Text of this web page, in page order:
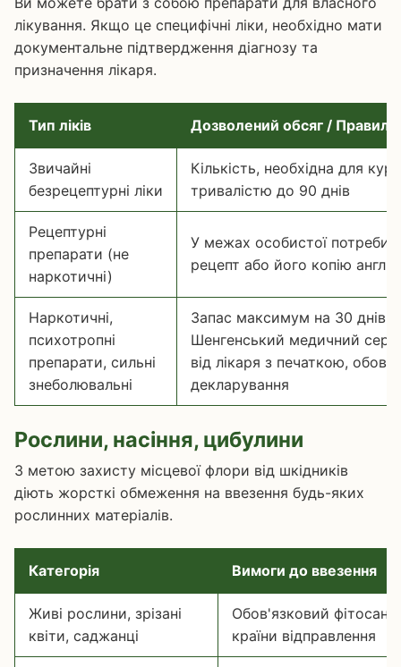
лікування. Якщо це специфічні ліки, необхідно мати
документальне підтвердження діагнозу та
призначення лікаря.
Тип ліків Дозволений обсяг / Правила
Звичайні
безрецептурні ліки
Кількість, необхідна для
тривалістю до 90 днів
Рецептурні
препарати (не
наркотичні)
У межах особистої потреби
рецепт або його копію
Наркотичні,
психотропні
препарати, сильні
знеболювальні
Запас максимум на 30 днів;
Шенгенський медичний
від лікаря з печаткою,
декларування
Рослини, насіння, цибулини
З метою захисту місцевої флори від шкідників
діють жорсткі обмеження на ввезення будь-яких
рослинних матеріалів.
Категорія Вимоги до ввезення
Живі рослини, зрізані
квіти, саджанці
Обов'язковий
країни відправлення